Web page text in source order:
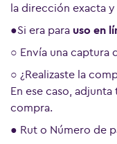
la dirección exacta y
●Si era para uso en
○ Envía una captura
○ ¿Realizaste la
En ese caso,
compra.
● Rut o Número de